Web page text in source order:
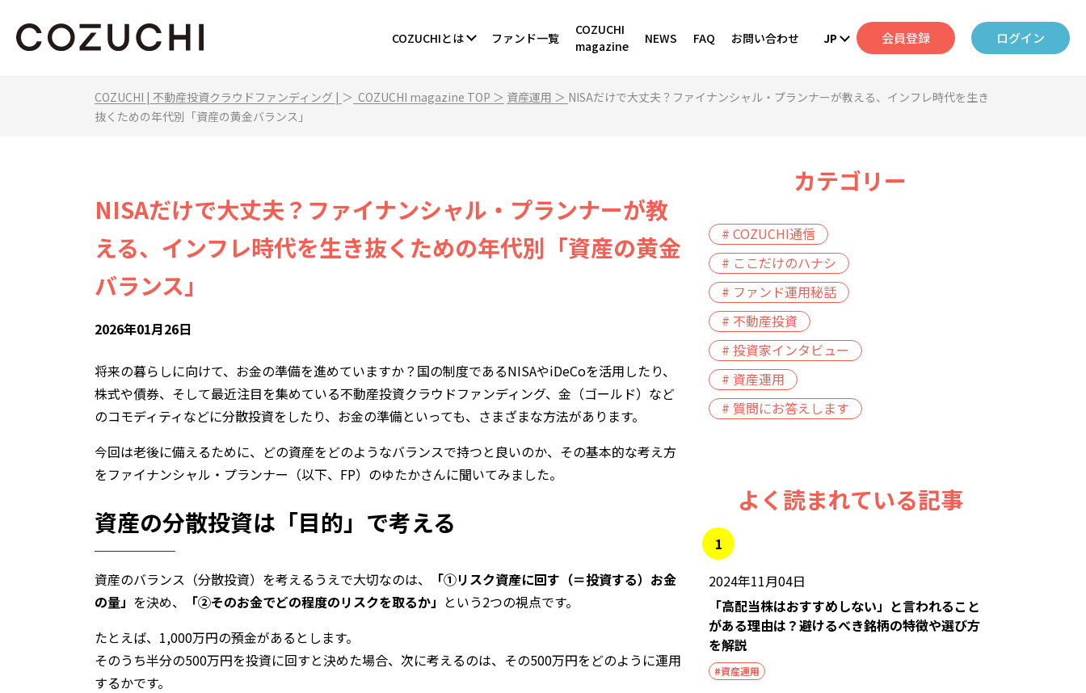
COZUCHIとは ファンド一覧
COZUCHI
magazine
NEWS FAQ お問い合わせ JP 会員登録 ログイン
COZUCHI | 不動産投資クラウドファンディング | ＞ COZUCHI magazine TOP ＞ 資産運用 ＞ NISAだけで大丈夫？ファイナンシャル・プランナーが教える、インフレ時代を生き
抜くための年代別「資産の黄金バランス」
NISAだけで大丈夫？ファイナンシャル・プランナーが教
える、インフレ時代を生き抜くための年代別「資産の黄金
バランス」
2026年01月26日
将来の暮らしに向けて、お金の準備を進めていますか？国の制度であるNISAやiDeCoを活用したり、
株式や債券、そして最近注目を集めている不動産投資クラウドファンディング、金（ゴールド）など
のコモディティなどに分散投資をしたり、お金の準備といっても、さまざまな方法があります。
今回は老後に備えるために、どの資産をどのようなバランスで持つと良いのか、その基本的な考え方
をファイナンシャル・プランナー（以下、FP）のゆたかさんに聞いてみました。
資産の分散投資は「目的」で考える
資産のバランス（分散投資）を考えるうえで大切なのは、
「①リスク資産に回す（＝投資する）お金
の量」 を決め、 「②そのお金でどの程度のリスクを取るか」 という2つの視点です。
たとえば、1,000万円の預金があるとします。
そのうち半分の500万円を投資に回すと決めた場合、次に考えるのは、その500万円をどのように運用
するかです。
カテゴリー
# COZUCHI通信
# ここだけのハナシ
# ファンド運用秘話
# 不動産投資
# 投資家インタビュー
# 資産運用
# 質問にお答えします
よく読まれている記事
1
2024年11月04日
「高配当株はおすすめしない」と言われること
がある理由は？避けるべき銘柄の特徴や選び方
を解説
#資産運用